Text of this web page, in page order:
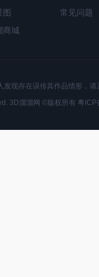
图
商城
常见问题
现存在误传其作品情形，
3D溜溜网 ©版权所有 粤ICP